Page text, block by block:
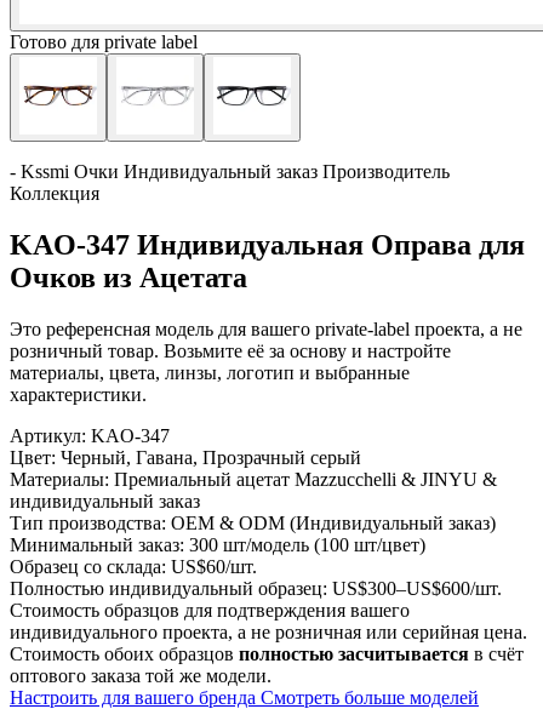
Готово для private label
- Kssmi Очки Индивидуальный заказ Производитель
Коллекция
KAO-347 Индивидуальная Оправа для
Очков из Ацетата
Это референсная модель для вашего private-label проекта, а не
розничный товар. Возьмите её за основу и настройте
материалы, цвета, линзы, логотип и выбранные
характеристики.
Артикул: KAO-347
Цвет: Черный, Гавана, Прозрачный серый
Материалы: Премиальный ацетат Mazzucchelli & JINYU &
индивидуальный заказ
Тип производства: OEM & ODM (Индивидуальный заказ)
Минимальный заказ: 300 шт/модель (100 шт/цвет)
Образец со склада: US$60/шт.
Полностью индивидуальный образец: US$300–US$600/шт.
Стоимость образцов для подтверждения вашего
индивидуального проекта, а не розничная или серийная цена.
Стоимость обоих образцов полностью засчитывается в счёт
оптового заказа той же модели.
Настроить для вашего бренда Смотреть больше моделей